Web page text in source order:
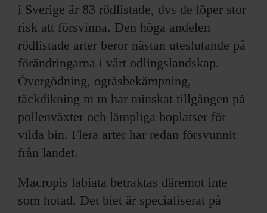
i Sverige är 83 rödlistade, dvs de löper stor
risk att försvinna. Den höga andelen
rödlistade arter beror nästan uteslutande på
förändringarna i vårt odlingslandskap.
Övergödning, ogräsbekämpning,
täckdikning m m har minskat tillgången på
pollenväxter och lämpliga boplatser för
vilda bin. Flera arter har redan försvunnit
från landet.
Macropis labiata betraktas däremot inte
som hotad. Det biet är specialiserat på